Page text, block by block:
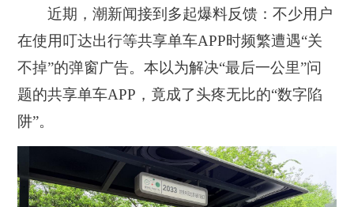
近期，潮新闻接到多起爆料反馈：不少用户
在使用叮达出行等共享单车APP时频繁遭遇“关
不掉”的弹窗广告。本以为解决“最后一公里”问
题的共享单车APP，竟成了头疼无比的“数字陷
阱”。